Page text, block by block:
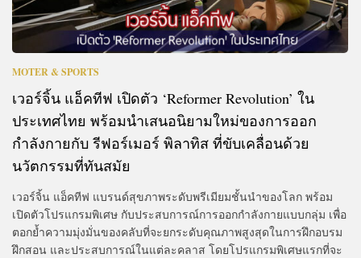
MOTER & SPORTS
เวอร์จิ้น แอ็คทีฟ เปิดตัว ‘Reformer Revolution’ ใน
ประเทศไทย พร้อมนำเสนอนิยามใหม่ของการออก
กำลังกายกับ รีฟอร์เมอร์ พิลาทิส ที่ขับเคลื่อนด้วย
นวัตกรรมที่ทันสมัย
เวอร์จิ้น แอ็คทีฟ แบรนด์สุขภาพระดับพรีเมียมชั้นนำของโลก พร้อม
เปิดตัวโปรแกรมพิเศษ กับประสบการณ์การออกกำลังกายแบบกลุ่ม เพื่อ
ตอกย้ำความมุ่งมั่นของคลับที่จะยกระดับคุณภาพสูงสุดในการฝึกอบรม
ฝึกสอน และประสบการณ์ในแต่ละคลาส โดยโปรแกรมพิเศษแรกที่จะ